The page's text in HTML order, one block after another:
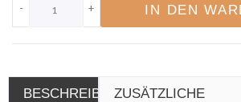
- + IN DEN
BESCHREIBUNGZUSÄTZLICHE